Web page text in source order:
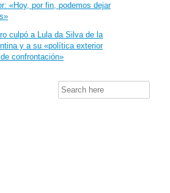
«Hoy, por fin, podemos dejar
culpó a Lula da Silva de la
y a su «política exterior
confrontación»
Search
for: